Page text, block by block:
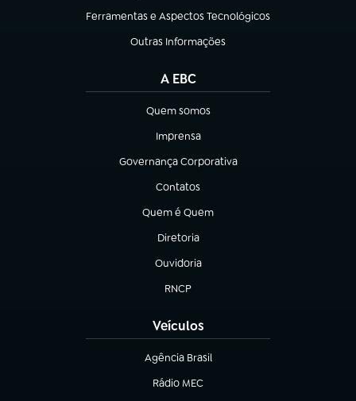
Ferramentas e Aspectos Tecnológicos
(abre em nova aba)
Outras Informações
(abre em nova aba)
A EBC
Quem somos
(abre em nova aba)
Imprensa
(abre em nova aba)
Governança Corporativa
(abre em nova aba)
Contatos
(abre em nova aba)
Quem é Quem
(abre em nova aba)
Diretoria
(abre em nova aba)
Ouvidoria
(abre em nova aba)
RNCP
(abre em nova aba)
Veículos
Agência Brasil
(abre em nova aba)
Rádio MEC
(abre em nova aba)